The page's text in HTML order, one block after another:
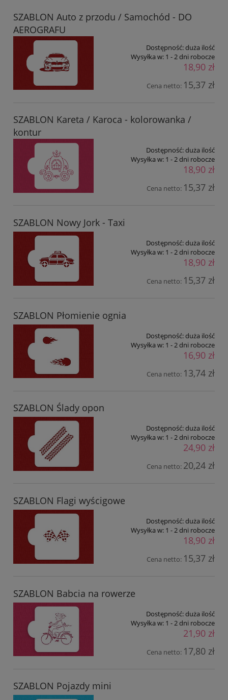
SZABLON Auto z przodu / Samochód - DO
AEROGRAFU
Dostępność:duża ilość
Wysyłka w: 1 - 2 dni robocze
18,90 zł
Cena netto: 15,37 zł
SZABLON Kareta / Karoca - kolorowanka /
kontur
Dostępność:duża ilość
Wysyłka w: 1 - 2 dni robocze
18,90 zł
Cena netto: 15,37 zł
SZABLON Nowy Jork - Taxi
Dostępność:duża ilość
Wysyłka w: 1 - 2 dni robocze
18,90 zł
Cena netto: 15,37 zł
SZABLON Płomienie ognia
Dostępność:duża ilość
Wysyłka w: 1 - 2 dni robocze
16,90 zł
Cena netto: 13,74 zł
SZABLON Ślady opon
Dostępność:duża ilość
Wysyłka w: 1 - 2 dni robocze
24,90 zł
Cena netto: 20,24 zł
SZABLON Flagi wyścigowe
Dostępność:duża ilość
Wysyłka w: 1 - 2 dni robocze
18,90 zł
Cena netto: 15,37 zł
SZABLON Babcia na rowerze
Dostępność:duża ilość
Wysyłka w: 1 - 2 dni robocze
21,90 zł
Cena netto: 17,80 zł
SZABLON Pojazdy mini